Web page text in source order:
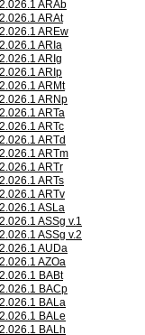
ARAb
ARAt
AREw
ARIa
ARIg
ARIp
ARMt
ARNp
ARTa
ARTc
ARTd
ARTm
ARTr
ARTs
ARTv
ASLa
ASSg v.1
ASSg v.2
AUDa
AZOa
BABt
BACp
BALa
BALe
BALh